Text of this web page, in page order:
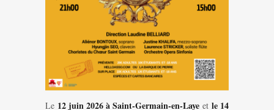
Le 12 juin2026à Saint-Germain-en-Laye et le 14